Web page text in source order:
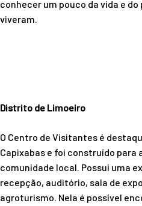
conhecer um pouco da vida e
viveram.
Distrito de Limoeiro
O Centro de Visitantes é
Capixabas e foi construído para
comunidade local. Possui uma
recepção, auditório, sala de
agroturismo. Nela é possível